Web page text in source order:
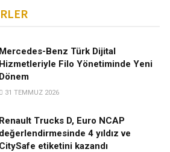
Mercedes-Benz Türk Dijital
Hizmetleriyle Filo Yönetiminde Yeni
Dönem
31 TEMMUZ 2026
Renault Trucks D, Euro NCAP
değerlendirmesinde 4 yıldız ve
CitySafe etiketini kazandı